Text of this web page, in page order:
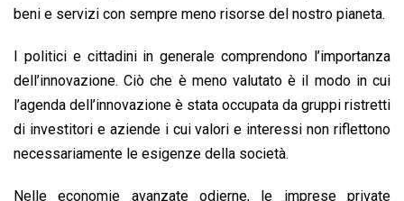
beni e servizi con sempre meno risorse del nostro pianeta.
I politici e cittadini in generale comprendono l’importanza
dell’innovazione. Ciò che è meno valutato è il modo in cui
l’agenda dell’innovazione è stata occupata da gruppi ristretti
di investitori e aziende i cui valori e interessi non riflettono
necessariamente le esigenze della società.
Nelle economie avanzate odierne, le imprese private